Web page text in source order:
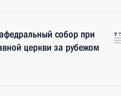
собор при
церкви за рубежом